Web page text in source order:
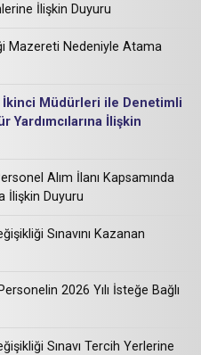
İlişkin Duyuru
Mazereti Nedeniyle Atama
Müdürleri ile Denetimli
İlişkin
Alım İlanı Kapsamında
İlişkin Duyuru
Sınavını Kazanan
2026 Yılı İsteğe Bağlı
Sınavı Tercih Yerlerine